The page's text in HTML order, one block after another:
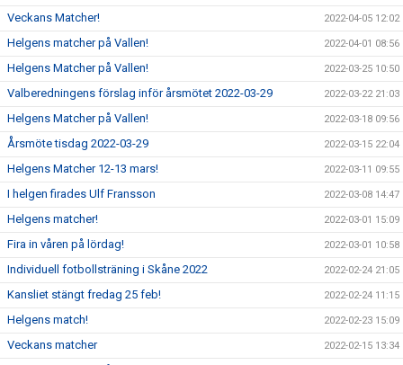
Veckans Matcher! 2022-04-05 12:02
Helgens matcher på Vallen! 2022-04-01 08:56
Helgens Matcher på Vallen! 2022-03-25 10:50
Valberedningens förslag inför årsmötet 2022-03-29 2022-03-22 21:03
Helgens Matcher på Vallen! 2022-03-18 09:56
Årsmöte tisdag 2022-03-29 2022-03-15 22:04
Helgens Matcher 12-13 mars! 2022-03-11 09:55
I helgen firades Ulf Fransson 2022-03-08 14:47
Helgens matcher! 2022-03-01 15:09
Fira in våren på lördag! 2022-03-01 10:58
Individuell fotbollsträning i Skåne 2022 2022-02-24 21:05
Kansliet stängt fredag 25 feb! 2022-02-24 11:15
Helgens match! 2022-02-23 15:09
Veckans matcher 2022-02-15 13:34